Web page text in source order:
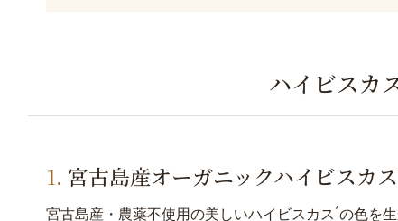
ハイビスカ
宮古島産オーガニックハイビスカス
宮古島産・農薬不使用の美しいハイビスカス*の色を